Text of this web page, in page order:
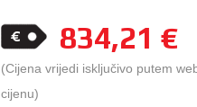
834,21 €
(Cijena vrijedi isključivo putem
cijenu)